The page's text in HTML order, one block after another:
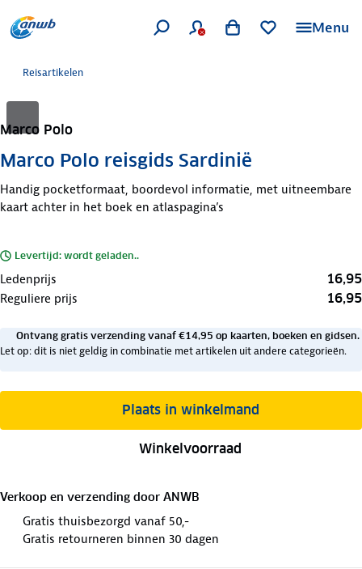
Menu
Reisartikelen
Marco Polo
Marco Polo reisgids Sardinië
Handig pocketformaat, boordevol informatie, met uitneembare
kaart achter in het boek en atlaspagina’s
Levertijd: wordt geladen..
Ledenprijs 16,95
Reguliere prijs 16,95
Ontvang gratis verzending vanaf €14,95 op kaarten, boeken en gidsen.
Let op: dit is niet geldig in combinatie met artikelen uit andere categorieën.
Plaats in winkelmand
Winkelvoorraad
Verkoop en verzending door ANWB
Gratis thuisbezorgd vanaf 50,-
Gratis retourneren binnen 30 dagen